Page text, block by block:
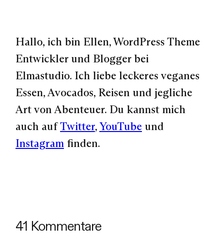
Hallo, ich bin Ellen, WordPress Theme
Entwickler und Blogger bei
Elmastudio. Ich liebe leckeres veganes
Essen, Avocados, Reisen und jegliche
Art von Abenteuer. Du kannst mich
auch aufTwitter,YouTube und
Instagram finden.
41 Kommentare